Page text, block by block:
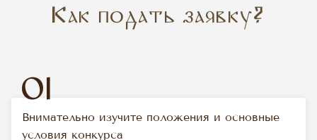
Как подать заявку?
01
Внимательно изучите положения и основные
условия конкурса